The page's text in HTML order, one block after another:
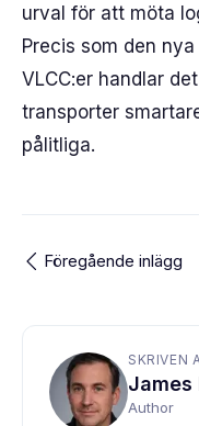
urval för att möta
Precis som den
VLCC:er handlar
transporter
pålitliga.
Föregående inlägg
SKRIVEN
James
Author